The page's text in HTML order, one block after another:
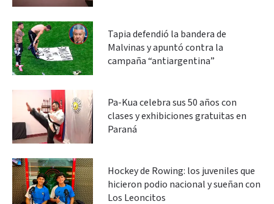
Tapia defendió la bandera de
Malvinas y apuntó contra la
campaña “antiargentina”
Pa-Kua celebra sus 50 años con
clases y exhibiciones gratuitas en
Paraná
Hockey de Rowing: los juveniles que
hicieron podio nacional y sueñan con
Los Leoncitos